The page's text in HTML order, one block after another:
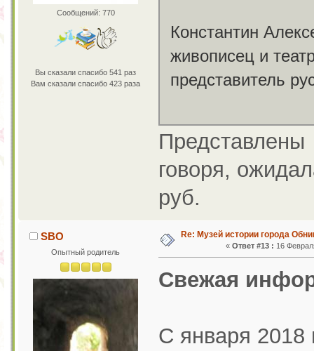
Сообщений: 770
Вы сказали спасибо 541 раз
Вам сказали спасибо 423 раза
Константин
живописец и
представитель
Представлены
говоря,
руб.
SBO
Опытный родитель
Re: Музей истории города
« Ответ #13 : 16
Свежая
С января 2018